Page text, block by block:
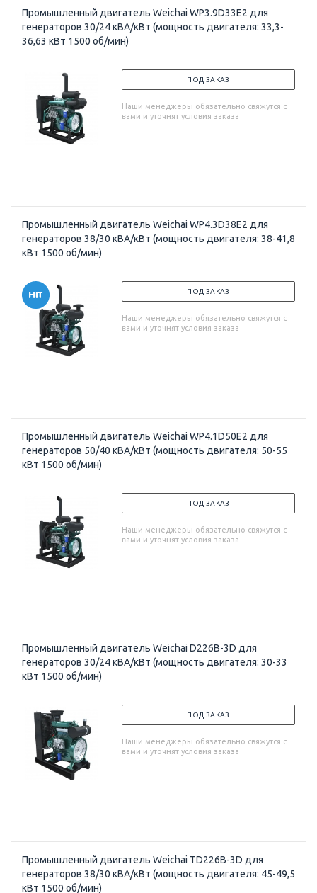
Промышленный двигатель Weichai WP3.9D33E2 для
генераторов 30/24 кВА/кВт (мощность двигателя: 33,3-
36,63 кВт 1500 об/мин)
ПОД ЗАКАЗ
Наши менеджеры обязательно свяжутся с
вами и уточнят условия заказа
Промышленный двигатель Weichai WP4.3D38E2 для
генераторов 38/30 кВА/кВт (мощность двигателя: 38-41,8
кВт 1500 об/мин)
ПОД ЗАКАЗ
Наши менеджеры обязательно свяжутся с
вами и уточнят условия заказа
Промышленный двигатель Weichai WP4.1D50E2 для
генераторов 50/40 кВА/кВт (мощность двигателя: 50-55
кВт 1500 об/мин)
ПОД ЗАКАЗ
Наши менеджеры обязательно свяжутся с
вами и уточнят условия заказа
Промышленный двигатель Weichai D226B-3D для
генераторов 30/24 кВА/кВт (мощность двигателя: 30-33
кВт 1500 об/мин)
ПОД ЗАКАЗ
Наши менеджеры обязательно свяжутся с
вами и уточнят условия заказа
Промышленный двигатель Weichai TD226B-3D для
генераторов 38/30 кВА/кВт (мощность двигателя: 45-49,5
кВт 1500 об/мин)